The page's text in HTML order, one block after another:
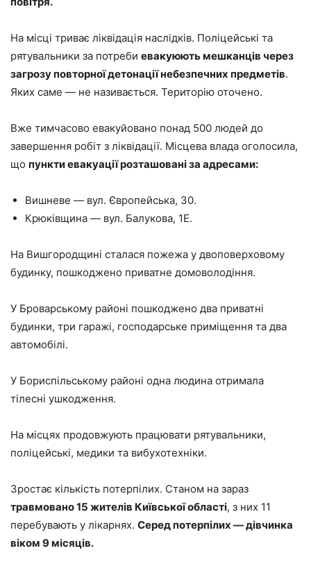
На місці триває ліквідація наслідків. Поліцейські та
рятувальники за потреби евакуюють мешканців через
загрозу повторної детонації небезпечних предметів.
Яких саме — не називається. Територію оточено.
Вже тимчасово евакуйовано понад 500 людей до
завершення робіт з ліквідації. Місцева влада оголосила,
що пункти евакуації розташовані за адресами:
Вишневе — вул. Європейська, 30.
Крюківщина — вул. Балукова, 1Е.
На Вишгородщині сталася пожежа у двоповерховому
будинку, пошкоджено приватне домоволодіння.
У Броварському районі пошкоджено два приватні
будинки, три гаражі, господарське приміщення та два
автомобілі.
У Бориспільському районі одна людина отримала
тілесні ушкодження.
На місцях продовжують працювати рятувальники,
поліцейські, медики та вибухотехніки.
Зростає кількість потерпілих. Станом на зараз
травмовано 15 жителів Київської області, з них 11
перебувають у лікарнях. Серед потерпілих — дівчинка
віком 9 місяців.